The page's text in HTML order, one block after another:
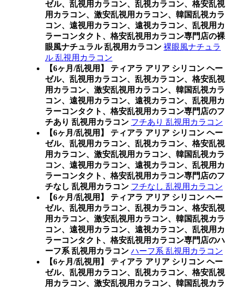
ゼル、乱視用カラコン、乱視カラコン、格安乱視
用カラコン、激安乱視用カラコン、韓国乱視カラ
コン、遠視用カラコン、遠視カラコン、乱視用カ
ラーコンタクト、格安乱視用カラコン専門店の裸
眼風ナチュラル 乱視用カラコン 裸眼風ナチュラ
ル 乱視用カラコン
【6ヶ月/乱視用】 ティアラ アリア シリコン ヘー
ゼル、乱視用カラコン、乱視カラコン、格安乱視
用カラコン、激安乱視用カラコン、韓国乱視カラ
コン、遠視用カラコン、遠視カラコン、乱視用カ
ラーコンタクト、格安乱視用カラコン専門店のフ
チあり 乱視用カラコン フチあり 乱視用カラコン
【6ヶ月/乱視用】 ティアラ アリア シリコン ヘー
ゼル、乱視用カラコン、乱視カラコン、格安乱視
用カラコン、激安乱視用カラコン、韓国乱視カラ
コン、遠視用カラコン、遠視カラコン、乱視用カ
ラーコンタクト、格安乱視用カラコン専門店のフ
チなし 乱視用カラコン フチなし 乱視用カラコン
【6ヶ月/乱視用】 ティアラ アリア シリコン ヘー
ゼル、乱視用カラコン、乱視カラコン、格安乱視
用カラコン、激安乱視用カラコン、韓国乱視カラ
コン、遠視用カラコン、遠視カラコン、乱視用カ
ラーコンタクト、格安乱視用カラコン専門店のハ
ーフ系 乱視用カラコン ハーフ系 乱視用カラコン
【6ヶ月/乱視用】 ティアラ アリア シリコン ヘー
ゼル、乱視用カラコン、乱視カラコン、格安乱視
用カラコン、激安乱視用カラコン、韓国乱視カラ